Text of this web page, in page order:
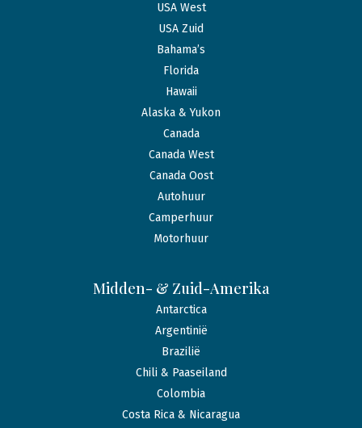
USA West
USA Zuid
Bahama’s
Florida
Hawaii
Alaska & Yukon
Canada
Canada West
Canada Oost
Autohuur
Camperhuur
Motorhuur
Midden- & Zuid-Amerika
Antarctica
Argentinië
Brazilië
Chili & Paaseiland
Colombia
Costa Rica & Nicaragua